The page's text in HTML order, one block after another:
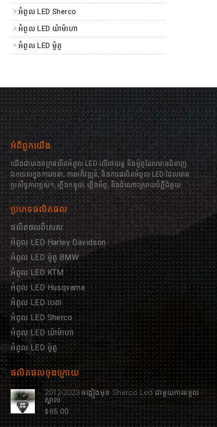
អំពូល LED Sherco
អំពូល LED យ៉ាម៉ាហា
អំពូល LED ម៉ូតូ
អំពីពួកយើង
យើងជារោងចក្រផលិតអំពូល LED លើរថយន្ត និងម៉ូតូដែលមានជំនាញ
ឯកទេសក្នុងការរចនា, ការអភិវឌ្ឍន៍, និងការផលិតអំពូល LED ដែលមាន
ប្រសិទ្ធភាពខ្ពស់។, ភ្លើងកន្ទុយ, ភ្លើងអ័ព្ទ, និងដំណោះស្រាយបំភ្លឺជំនួយ.
ប្រភេទផលិតផល
ផលិតផលពិសេស
អំពូល LED Harley Davidson
អំពូល LED ម៉ូតូ BMW
អំពូល LED KTM
អំពូល LED Husqvarna
អំពូល LED បេតា
អំពូល LED Sherco
អំពូល LED យ៉ាម៉ាហា
អំពូល LED ម៉ូតូ
ផលិតផលចុងក្រោយ
2012-2023 ចង្កៀងមុខ Sherco Led ជាមួយការទទួល
ស្គាល់
$65.00